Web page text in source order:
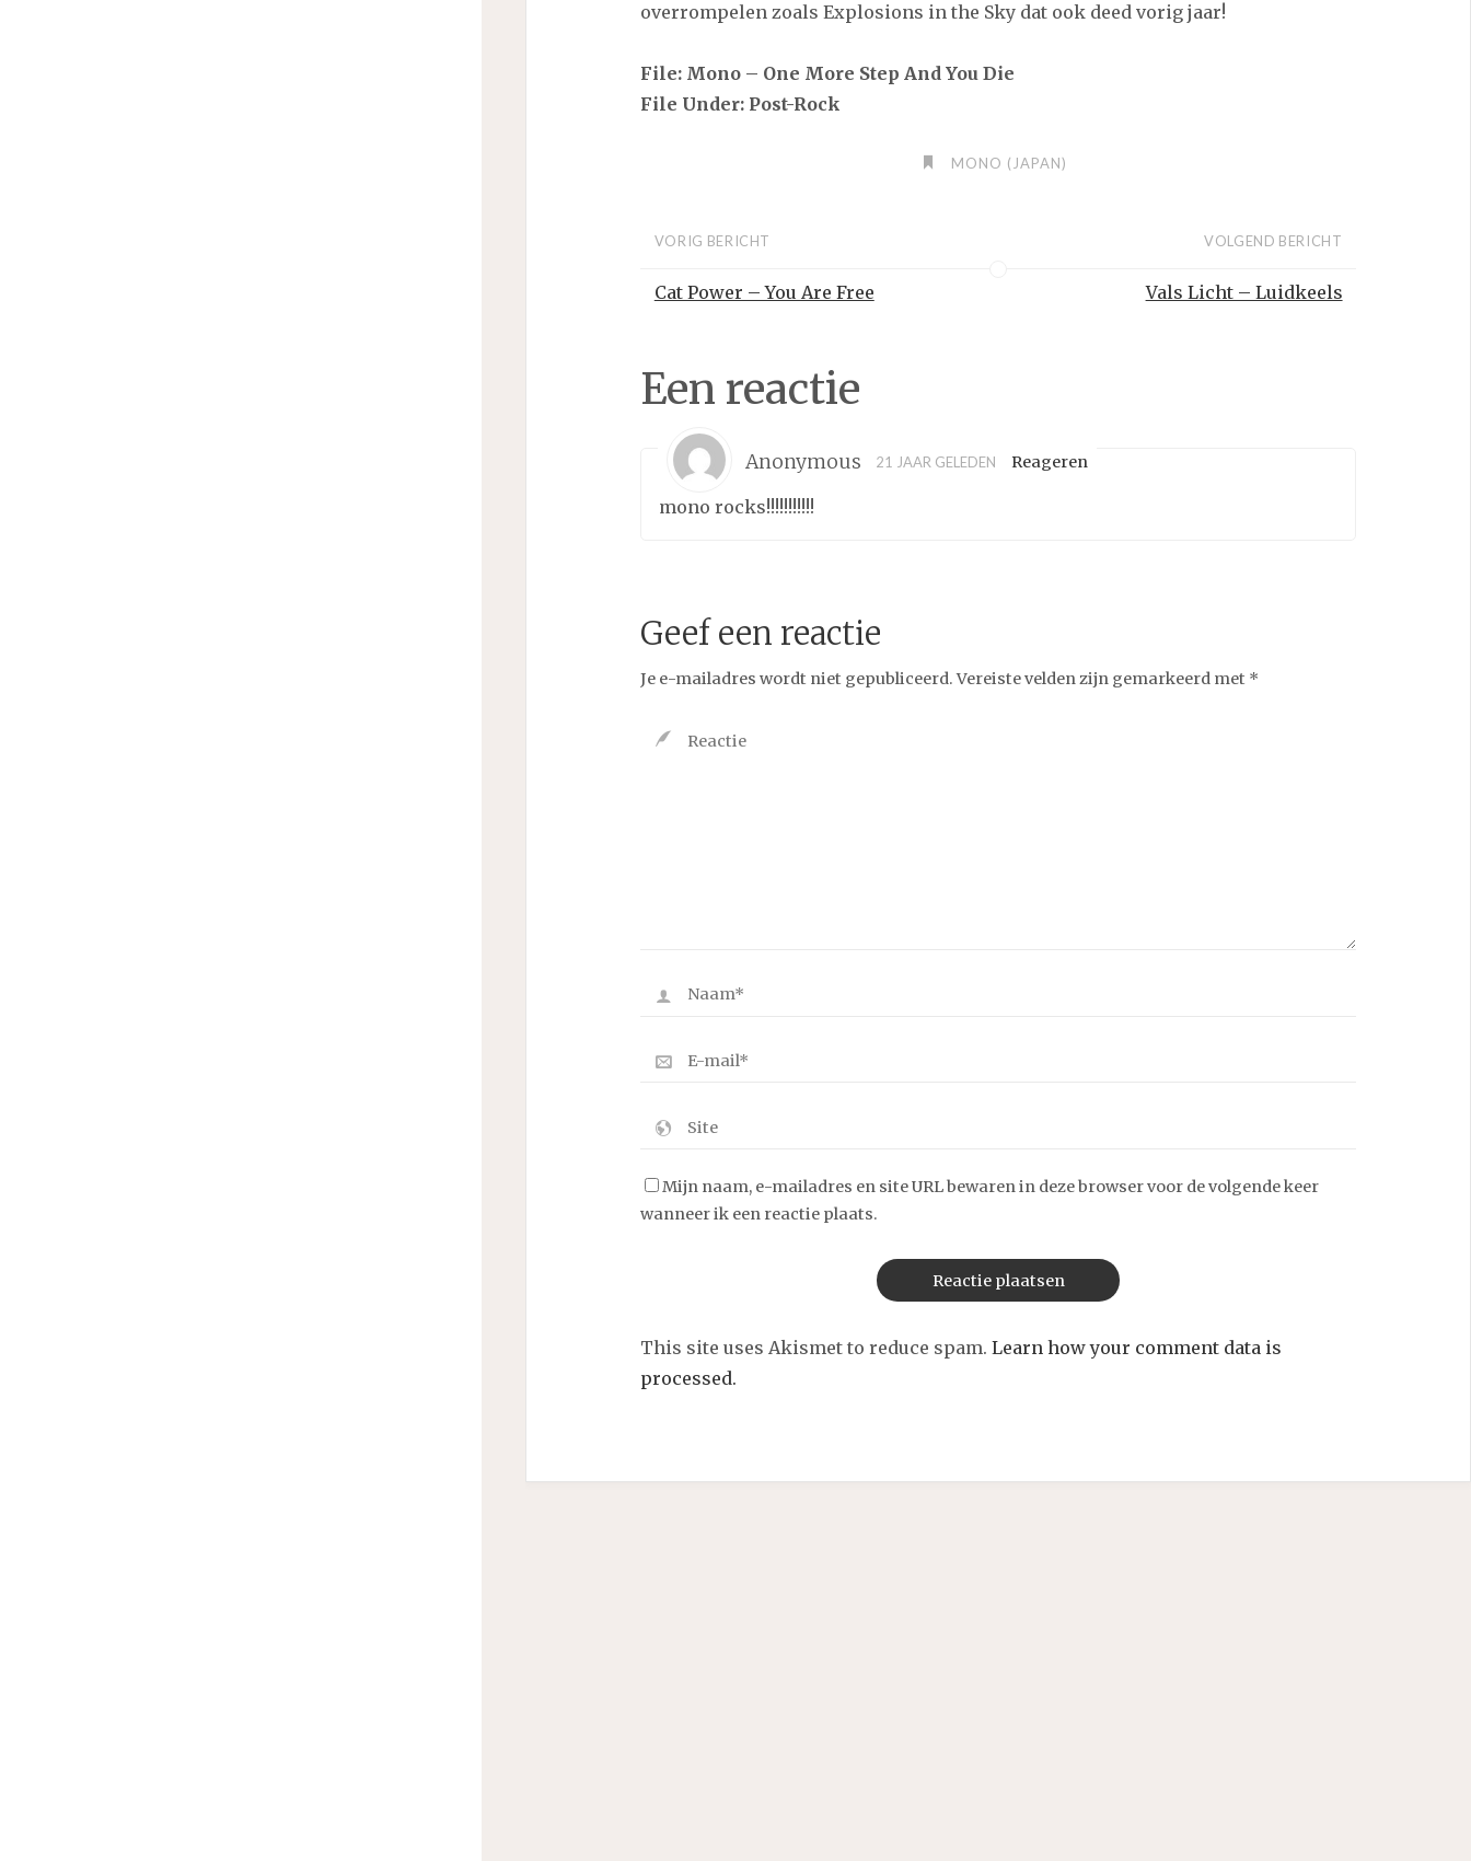
overrompelen zoals Explosions in the Sky dat ook deed vorig jaar!
File: Mono – One More Step And You Die
File Under: Post-Rock
MONO (JAPAN)
VORIG BERICHT
Cat Power – You Are Free
VOLGEND BERICHT
Vals Licht – Luidkeels
Een reactie
Anonymous 21 JAAR GELEDEN Reageren
mono rocks!!!!!!!!!!!
Geef een reactie
Je e-mailadres wordt niet gepubliceerd. Vereiste velden zijn gemarkeerd met *
Mijn naam, e-mailadres en site URL bewaren in deze browser voor de volgende keer
wanneer ik een reactie plaats.
This site uses Akismet to reduce spam. Learn how your comment data is
processed.